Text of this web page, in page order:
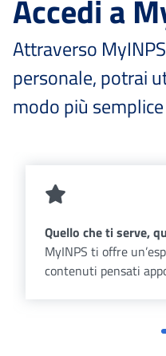
Accedi a
Attraverso
personale, potrai
modo più
Quello che ti serve,
MyINPS ti offre
contenuti pensati